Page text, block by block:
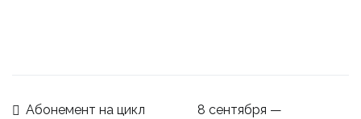
Навигация
Абонемент на цикл
8 сентября —